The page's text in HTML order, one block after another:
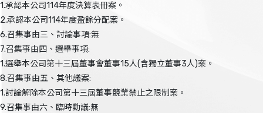
1.承認本公司114年度決算表冊案。
2.承認本公司114年度盈餘分配案。
6.召集事由三、討論事項:無
7.召集事由四、選舉事項:
1.選舉本公司第十三屆董事會董事15人(含獨立董事3人)案。
8.召集事由五、其他議案:
1.討論解除本公司第十三屆董事競業禁止之限制案。
9.召集事由六、臨時動議:無